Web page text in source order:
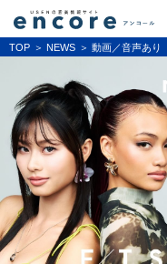
TOP NEWS 動画／音声あり